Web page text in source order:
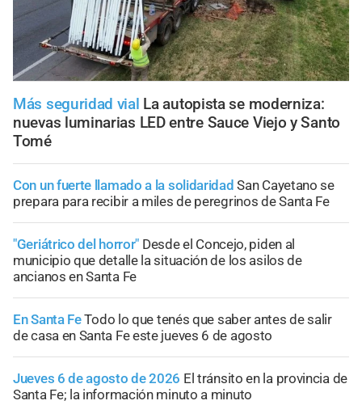
Más seguridad vial La autopista se moderniza:
nuevas luminarias LED entre Sauce Viejo y Santo
Tomé
Con un fuerte llamado a la solidaridad San Cayetano se
prepara para recibir a miles de peregrinos de Santa Fe
"Geriátrico del horror" Desde el Concejo, piden al
municipio que detalle la situación de los asilos de
ancianos en Santa Fe
En Santa FeTodo lo que tenés que saber antes de salir
de casa en Santa Fe este jueves 6 de agosto
Jueves 6 de agosto de 2026 El tránsito en la provincia de
Santa Fe; la información minuto a minuto